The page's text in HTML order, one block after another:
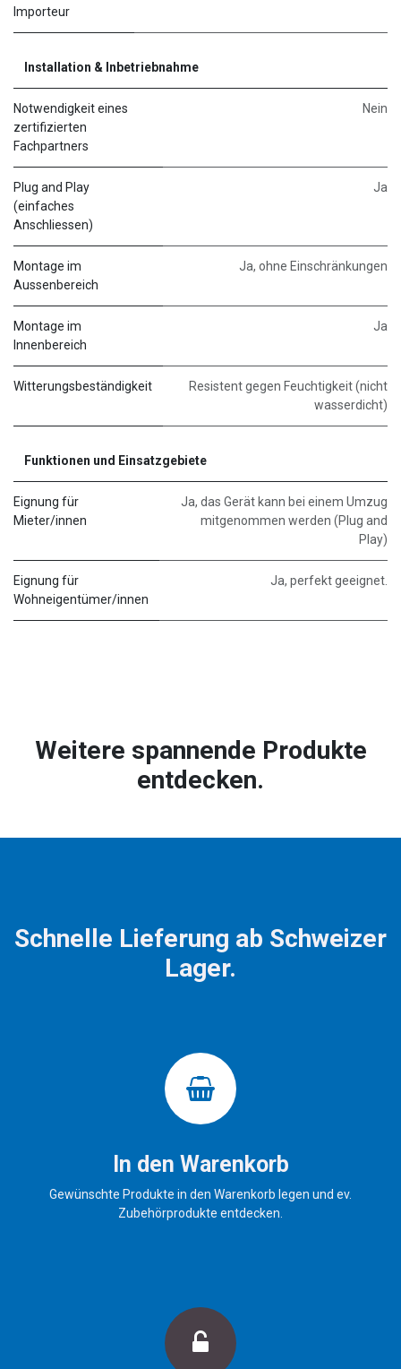
Importeur
Installation & Inbetriebnahme
Notwendigkeit eines
zertifizierten
Fachpartners
Nein
Plug and Play
(einfaches
Anschliessen)
Ja
Montage im
Aussenbereich
Ja, ohne Einschränkungen
Montage im
Innenbereich
Ja
Witterungsbeständigkeit
Resistent gegen Feuchtigkeit (nicht
wasserdicht)
Funktionen und Einsatzgebiete
Eignung für
Mieter/innen
Ja, das Gerät kann bei einem Umzug
mitgenommen werden (Plug and
Play)
Eignung für
Wohneigentümer/innen
Ja, perfekt geeignet.
Weitere spannende Produkte
entdecken.
Schnelle Lieferung ab Schweizer
Lager.
In den Warenkorb
Gewünschte Produkte in den Warenkorb legen und ev.
Zubehörprodukte entdecken.